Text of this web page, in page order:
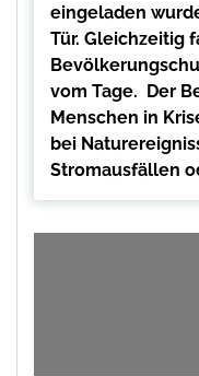
eingeladen
Tür. Gleichzeitig
vom Tage. Der
Menschen in
bei
Stromausfällen